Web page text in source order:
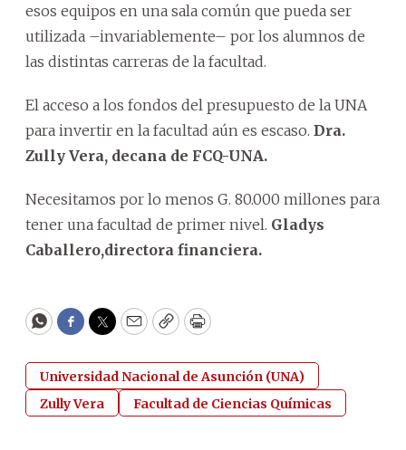
esos equipos en una sala común que pueda ser
utilizada –invariablemente– por los alumnos de
las distintas carreras de la facultad.
El acceso a los fondos del presupuesto de la UNA
para invertir en la facultad aún es escaso. Dra.
Zully Vera, decana de FCQ-UNA.
Necesitamos por lo menos G. 80.000 millones para
tener una facultad de primer nivel. Gladys
Caballero,directora financiera.
WhatsApp
Facebook
Twitter
EmailCopyPrint
Universidad Nacional de Asunción (UNA)
Zully Vera
Facultad de Ciencias Químicas